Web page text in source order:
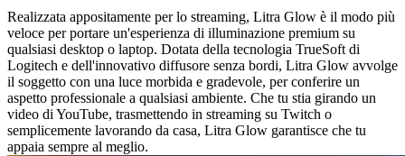
Realizzata appositamente per lo streaming, Litra Glow è il modo più
veloce per portare un'esperienza di illuminazione premium su
qualsiasi desktop o laptop. Dotata della tecnologia TrueSoft di
Logitech e dell'innovativo diffusore senza bordi, Litra Glow avvolge
il soggetto con una luce morbida e gradevole, per conferire un
aspetto professionale a qualsiasi ambiente. Che tu stia girando un
video di YouTube, trasmettendo in streaming su Twitch o
semplicemente lavorando da casa, Litra Glow garantisce che tu
appaia sempre al meglio.